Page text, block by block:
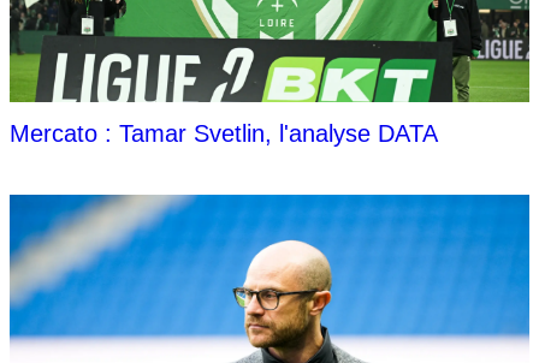
Mercato : Tamar Svetlin, l'analyse DATA